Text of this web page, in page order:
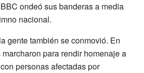
ondeó sus banderas a media
nacional.
gente también se conmovió. En
marcharon para rendir homenaje a
personas afectadas por